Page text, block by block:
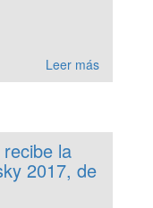
Leer más
la
2017, de